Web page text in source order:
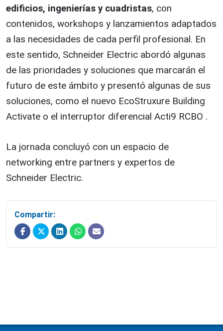
edificios, ingenierías y cuadristas, con
contenidos, workshops y lanzamientos adaptados
a las necesidades de cada perfil profesional. En
este sentido, Schneider Electric abordó algunas
de las prioridades y soluciones que marcarán el
futuro de este ámbito y presentó algunas de sus
soluciones, como el nuevo EcoStruxure Building
Activate o el interruptor diferencial Acti9 RCBO .
La jornada concluyó con un espacio de
networking entre partners y expertos de
Schneider Electric.
Compartir: